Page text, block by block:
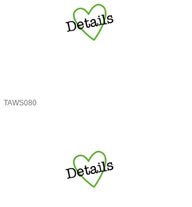
TAWS080